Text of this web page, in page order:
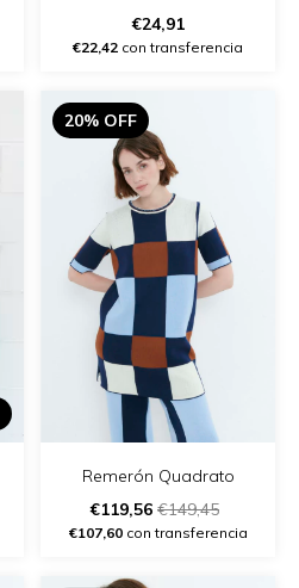
€24,91
€22,42 con transferencia
20% OFF
Remerón Quadrato
€119,56 €149,45
€107,60con transferencia